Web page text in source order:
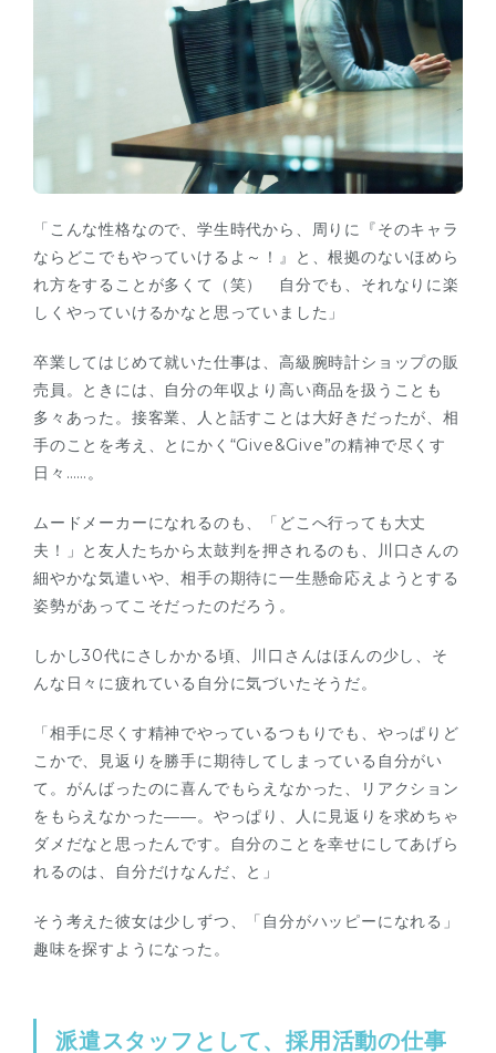
「こんな性格なので、学生時代から、周りに『そのキャラ
ならどこでもやっていけるよ～！』と、根拠のないほめら
れ方をすることが多くて（笑） 自分でも、それなりに楽
しくやっていけるかなと思っていました」
卒業してはじめて就いた仕事は、高級腕時計ショップの販
売員。ときには、自分の年収より高い商品を扱うことも
多々あった。接客業、人と話すことは大好きだったが、相
手のことを考え、とにかく“Give&Give”の精神で尽くす
日々……。
ムードメーカーになれるのも、「どこへ行っても大丈
夫！」と友人たちから太鼓判を押されるのも、川口さんの
細やかな気遣いや、相手の期待に一生懸命応えようとする
姿勢があってこそだったのだろう。
しかし30代にさしかかる頃、川口さんはほんの少し、そ
んな日々に疲れている自分に気づいたそうだ。
「相手に尽くす精神でやっているつもりでも、やっぱりど
こかで、見返りを勝手に期待してしまっている自分がい
て。がんばったのに喜んでもらえなかった、リアクション
をもらえなかった――。やっぱり、人に見返りを求めちゃ
ダメだなと思ったんです。自分のことを幸せにしてあげら
れるのは、自分だけなんだ、と」
そう考えた彼女は少しずつ、「自分がハッピーになれる」
趣味を探すようになった。
派遣スタッフとして、採用活動の仕事